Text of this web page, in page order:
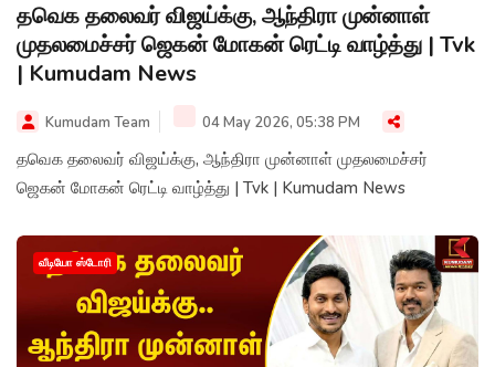
தவெக தலைவர் விஜய்க்கு, ஆந்திரா முன்னாள்
முதலமைச்சர் ஜெகன் மோகன் ரெட்டி வாழ்த்து | Tvk
| Kumudam News
Kumudam Team 04 May 2026, 05:38 PM
தவெக தலைவர் விஜய்க்கு, ஆந்திரா முன்னாள் முதலமைச்சர்
ஜெகன் மோகன் ரெட்டி வாழ்த்து | Tvk | Kumudam News
வீடியோ ஸ்டோரி